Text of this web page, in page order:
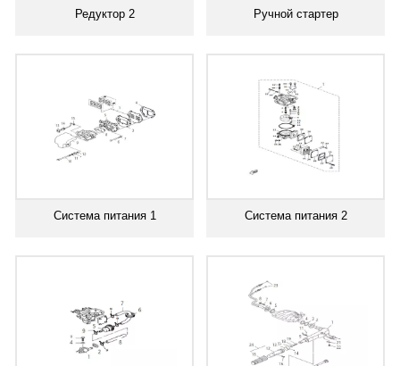
Редуктор 2 Ручной стартер
Система питания 1 Система питания 2